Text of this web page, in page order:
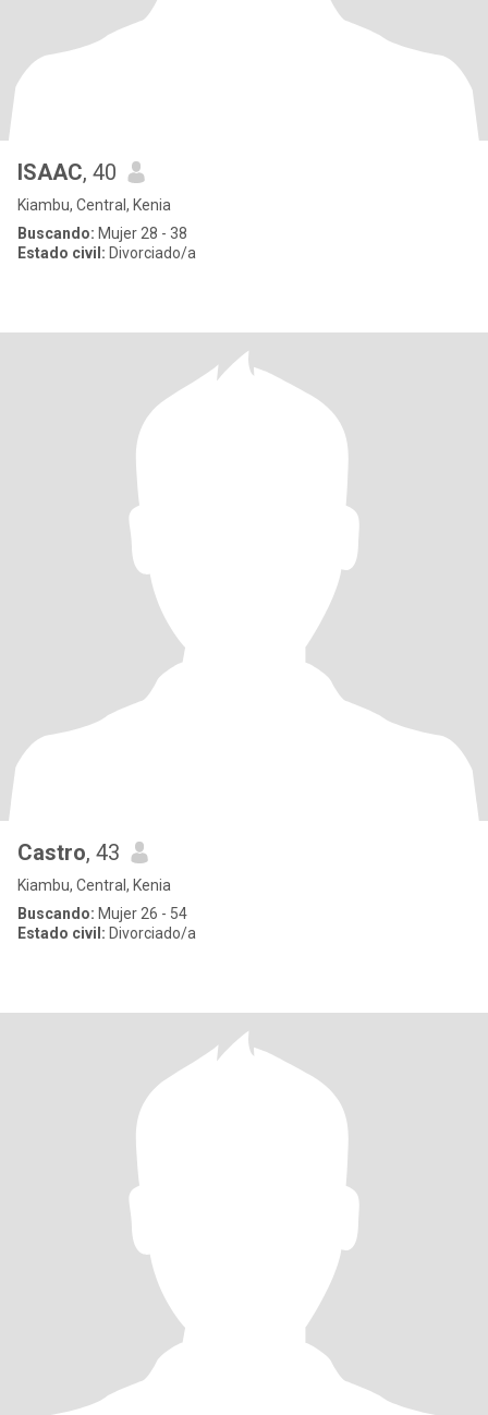
ISAAC, 40
Kiambu, Central, Kenia
Buscando: Mujer 28 - 38
Estado civil: Divorciado/a
Castro, 43
Kiambu, Central, Kenia
Buscando: Mujer 26 - 54
Estado civil: Divorciado/a